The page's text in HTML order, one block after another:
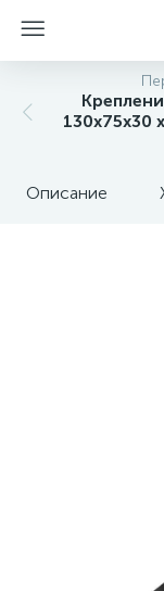
130х75х30
Описание